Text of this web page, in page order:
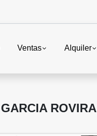
Ventas Alquiler
ROVIRA